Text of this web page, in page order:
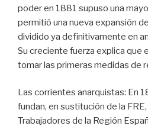
poder en 1881 supuso una
permitió una nueva expansión
dividido ya definitivamente en
Su creciente fuerza explica que
tomar las primeras medidas de
Las corrientes anarquistas: En
fundan, en sustitución de la
Trabajadores de la Región